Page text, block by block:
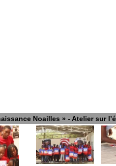
Noailles » - Atelier sur